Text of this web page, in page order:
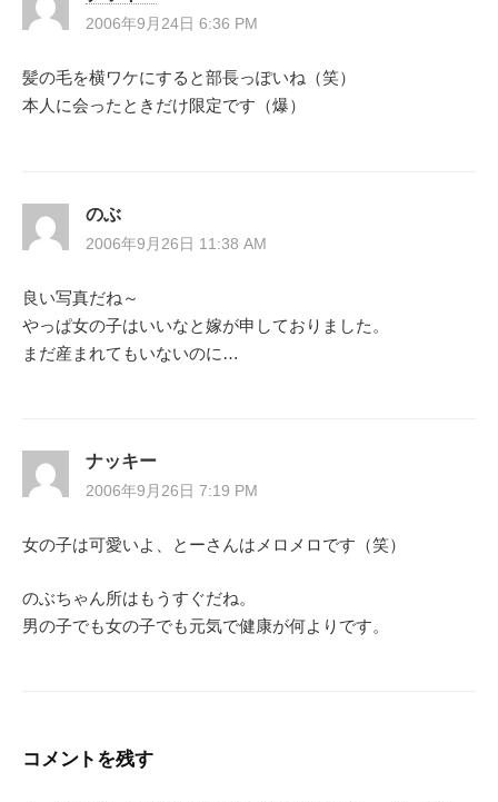
2006年9月24日 6:36 PM
髪の毛を横ワケにすると部長っぽいね（笑）
本人に会ったときだけ限定です（爆）
のぶ
2006年9月26日 11:38 AM
良い写真だね～
やっぱ女の子はいいなと嫁が申しておりました。
まだ産まれてもいないのに…
ナッキー
2006年9月26日 7:19 PM
女の子は可愛いよ、とーさんはメロメロです（笑）
のぶちゃん所はもうすぐだね。
男の子でも女の子でも元気で健康が何よりです。
コメントを残す